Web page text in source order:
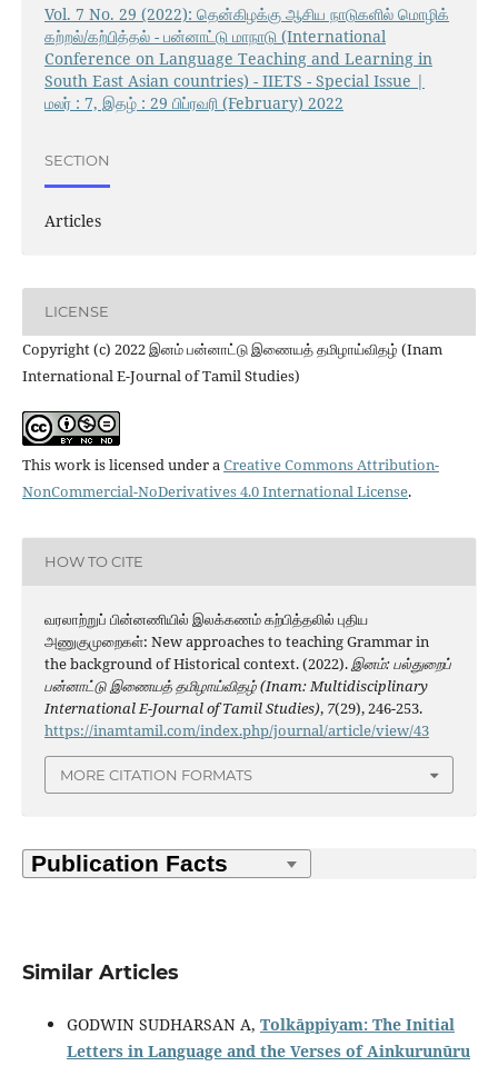
Vol. 7 No. 29 (2022): தென்கிழக்கு ஆசிய நாடுகளில் மொழிக்
கற்றல்/கற்பித்தல் - பன்னாட்டு மாநாடு (International
Conference on Language Teaching and Learning in
South East Asian countries) - IIETS - Special Issue |
மலர் : 7, இதழ் : 29 பிப்ரவரி (February) 2022
SECTION
Articles
LICENSE
Copyright (c) 2022 இனம் பன்னாட்டு இணையத் தமிழாய்விதழ் (Inam
International E-Journal of Tamil Studies)
This work is licensed under aCreative Commons Attribution-
NonCommercial-NoDerivatives 4.0 International License.
HOW TO CITE
வரலாற்றுப் பின்னணியில் இலக்கணம் கற்பித்தலில் புதிய
அணுகுமுறைகள்: New approaches to teaching Grammar in
the background of Historical context. (2022).இனம்: பல்துறைப்
பன்னாட்டு இணையத் தமிழாய்விதழ் (Inam: Multidisciplinary
International E-Journal of Tamil Studies), 7(29), 246-253.
https://inamtamil.com/index.php/journal/article/view/43
MORE CITATION FORMATS
Similar Articles
GODWIN SUDHARSAN A, Tolkāppiyam: The Initial
Letters in Language and the Verses of Ainkurunūru